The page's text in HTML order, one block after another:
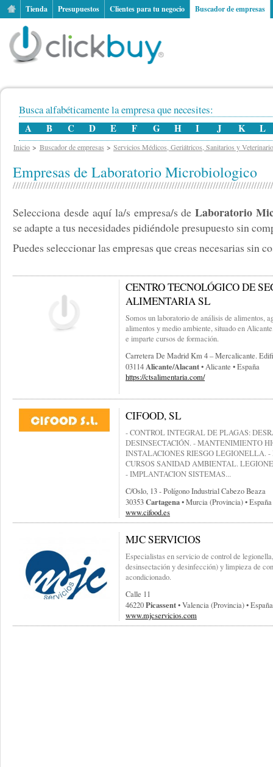
Tienda Presupuestos Clientes para tu negocio Buscador de empresas
Busca alfabéticamente la empresa que necesites:
A B C D E F G H I J K L
Inicio Buscador de empresas Servicios Médicos, Geriátricos, Sanitarios y
Empresas de Laboratorio Microbiologico
Selecciona desde aquí la/s empresa/s deLaboratorio
se adapte a tus necesidades pidiéndole presupuesto sin
Puedes seleccionar las empresas que creas necesarias sin
CENTRO TECNOLÓGICO DE
ALIMENTARIA SL
Somos un laboratorio de análisis de alimentos,
alimentos y medio ambiente, situado en
e imparte cursos de formación.
Carretera De Madrid Km 4 – Mercalicante.
03114Alicante/alacant• Alicante • España
https://ctsalimentaria.com/
CIFOOD, SL
- CONTROL INTEGRAL DE PLAGAS:
DESINSECTACIÓN. - MANTENIMIENTO
INSTALACIONES RIESGO LEGIONELLA. -
CURSOS SANIDAD AMBIENTAL.
- IMPLANTACION SISTEMAS...
C/oslo, 13 - Polígono Industrial Cabezo Beaza
30353Cartagena• Murcia (provincia) • España
www.cifood.es
MJC SERVICIOS
Especialistas en servicio de control de
desinsectación y desinfección) y limpieza de
acondicionado.
Calle 11
46220Picassent• Valencia (provincia) • España
www.mjcservicios.com